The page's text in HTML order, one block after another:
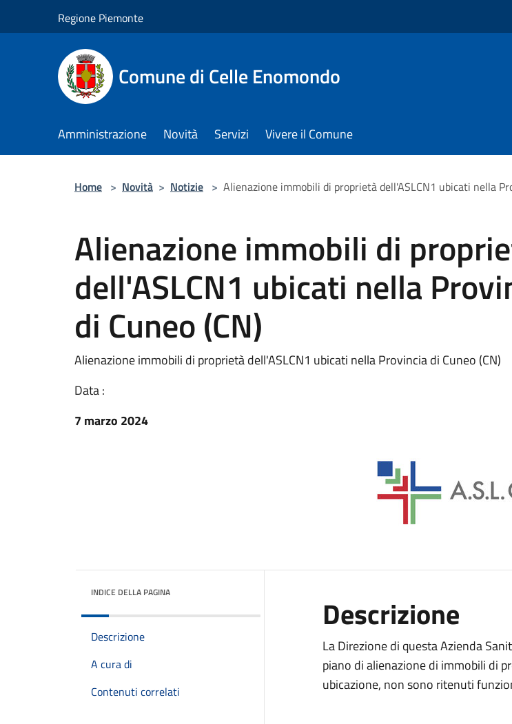
Regione Piemonte
Comune di Celle Enomondo
Amministrazione Novità Servizi Vivere il Comune
Home > Novità > Notizie > Alienazione immobili di proprietà dell'ASLCN1 ubicati nella
Alienazione immobili di
dell'ASLCN1 ubicati nella
di Cuneo (CN)
Alienazione immobili di proprietà dell'ASLCN1 ubicati nella Provincia di Cuneo (CN)
Data :
7 marzo 2024
INDICE DELLA PAGINA
Descrizione
A cura di
Contenuti correlati
Descrizione
La Direzione di questa Azienda
piano di alienazione di immobili di
ubicazione, non sono ritenuti